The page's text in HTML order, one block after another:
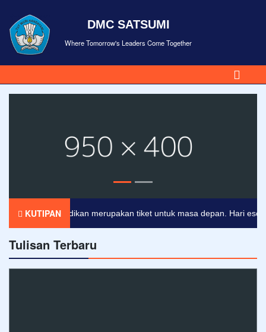
DMC SATSUMI
Where Tomorrow's Leaders Come Together
KUTIPAN
Pendidikan merupakan tiket untuk masa depan. Hari esok
Tulisan Terbaru